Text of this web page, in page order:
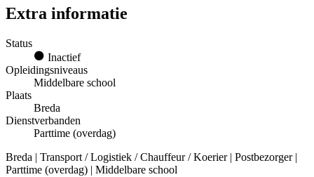
Extra informatie
Status
Inactief
Opleidingsniveaus
Middelbare school
Plaats
Breda
Dienstverbanden
Parttime (overdag)
Breda | Transport / Logistiek / Chauffeur / Koerier | Postbezorger |
Parttime (overdag) | Middelbare school